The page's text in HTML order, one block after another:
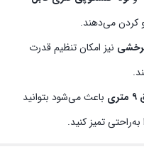
کردن می‌دهند.
نیز امکان تنظیم قدرت
باعث می‌شود بتوانید
تمیز کنید.